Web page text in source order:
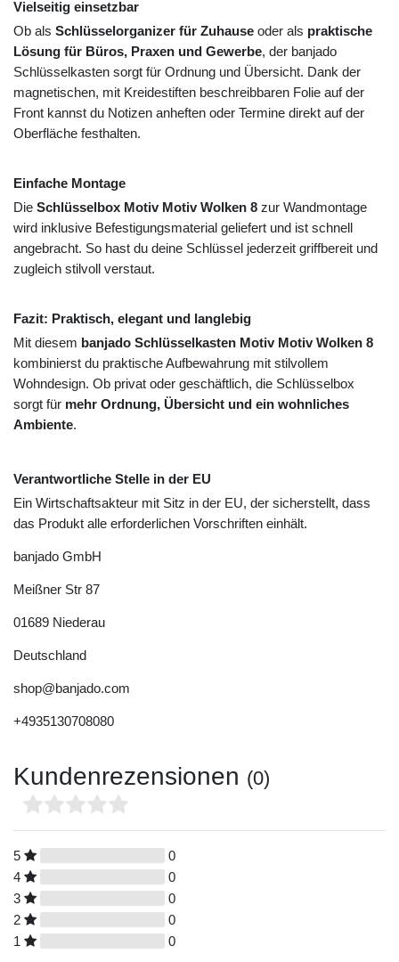
Vielseitig einsetzbar
Ob als Schlüsselorganizer für Zuhause oder als praktische
Lösung für Büros, Praxen und Gewerbe, der banjado
Schlüsselkasten sorgt für Ordnung und Übersicht. Dank der
magnetischen, mit Kreidestiften beschreibbaren Folie auf der
Front kannst du Notizen anheften oder Termine direkt auf der
Oberfläche festhalten.
Einfache Montage
Die Schlüsselbox Motiv Motiv Wolken 8 zur Wandmontage
wird inklusive Befestigungsmaterial geliefert und ist schnell
angebracht. So hast du deine Schlüssel jederzeit griffbereit und
zugleich stilvoll verstaut.
Fazit: Praktisch, elegant und langlebig
Mit diesem banjado Schlüsselkasten Motiv Motiv Wolken 8
kombinierst du praktische Aufbewahrung mit stilvollem
Wohndesign. Ob privat oder geschäftlich, die Schlüsselbox
sorgt für mehr Ordnung, Übersicht und ein wohnliches
Ambiente.
Verantwortliche Stelle in der EU
Ein Wirtschaftsakteur mit Sitz in der EU, der sicherstellt, dass
das Produkt alle erforderlichen Vorschriften einhält.
banjado GmbH
Meißner Str 87
01689 Niederau
Deutschland
shop@banjado.com
+4935130708080
Kundenrezensionen (0)
5
0
4
0
3
0
2
0
1
0